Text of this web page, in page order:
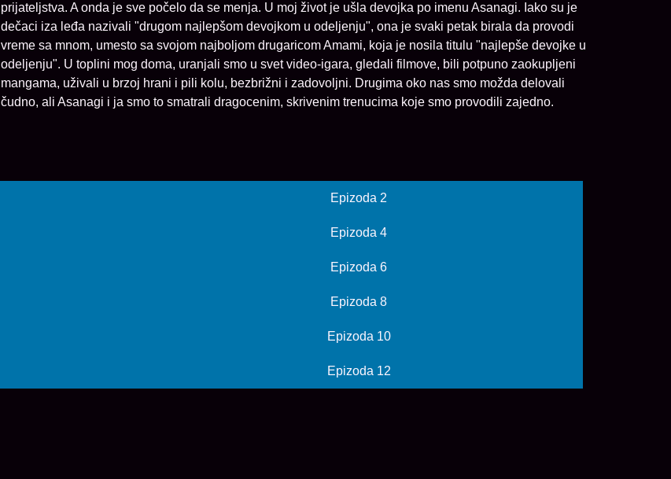
prijateljstva. A onda je sve počelo da se menja. U moj život je ušla devojka po imenu Asanagi. Iako su je
dečaci iza leđa nazivali "drugom najlepšom devojkom u odeljenju", ona je svaki petak birala da provodi
vreme sa mnom, umesto sa svojom najboljom drugaricom Amami, koja je nosila titulu "najlepše devojke u
odeljenju". U toplini mog doma, uranjali smo u svet video-igara, gledali filmove, bili potpuno zaokupljeni
mangama, uživali u brzoj hrani i pili kolu, bezbrižni i zadovoljni. Drugima oko nas smo možda delovali
čudno, ali Asanagi i ja smo to smatrali dragocenim, skrivenim trenucima koje smo provodili zajedno.
Epizoda 2
Epizoda 4
Epizoda 6
Epizoda 8
Epizoda 10
Epizoda 12